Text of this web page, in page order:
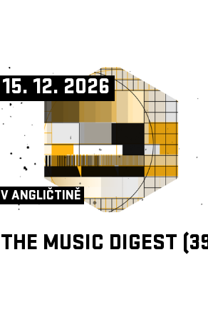
15. 12. 2026
V ANGLIČTINĚ
THE MUSIC DIGEST